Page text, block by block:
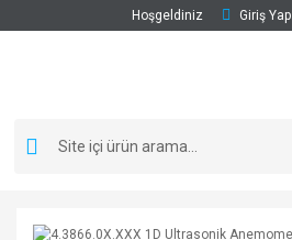
Hoşgeldiniz Giriş Yap